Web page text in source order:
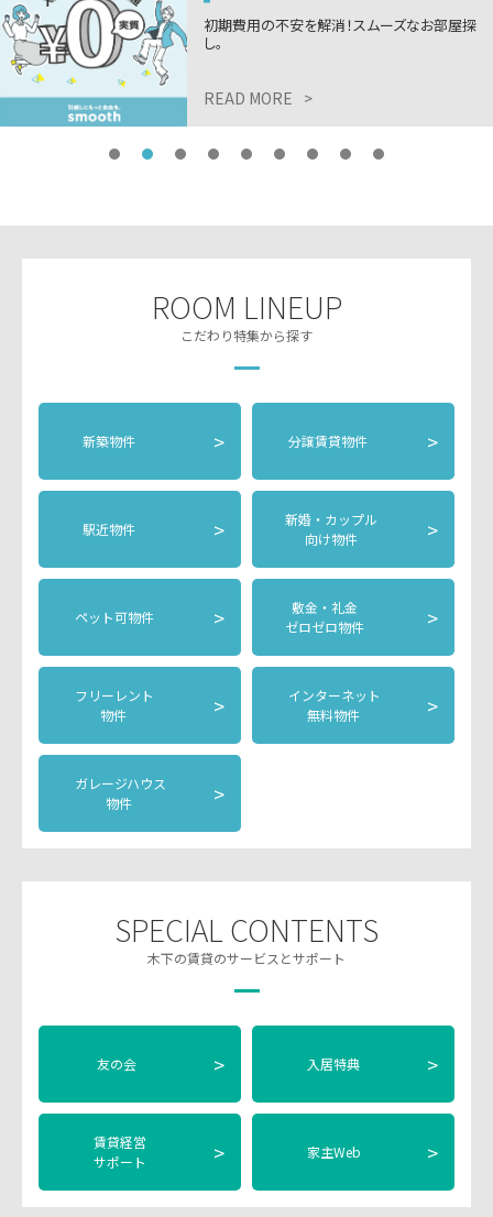
初期費用の不安を解消！スムーズなお部屋探
し。
READ MORE >
ROOM LINEUP
こだわり特集から探す
新築物件 > 分譲賃貸物件 >
駅近物件 >
新婚・カップル
向け物件
>
ペット可物件 >
敷金・礼金
ゼロゼロ物件
>
フリーレント
物件
>
インターネット
無料物件
>
ガレージハウス
物件
>
SPECIAL CONTENTS
木下の賃貸のサービスとサポート
友の会 > 入居特典 >
賃貸経営
サポート
> 家主Web >